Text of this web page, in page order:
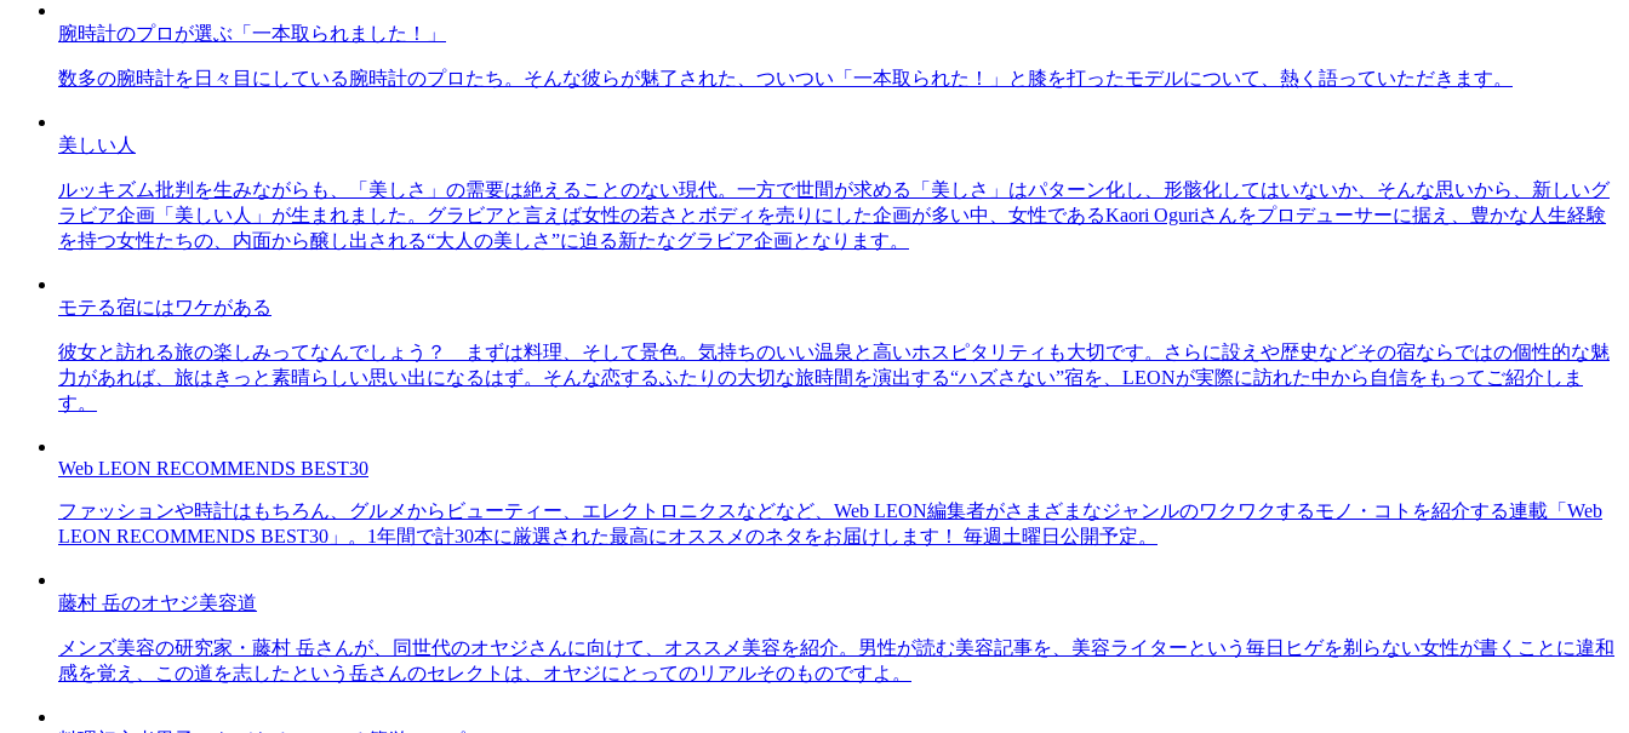
腕時計のプロが選ぶ「一本取られました！」
数多の腕時計を日々目にしている腕時計のプロたち。そんな彼らが魅了された、ついつい「一本取られた！」と膝を打ったモデルについて、熱く語っていただきます。
美しい人
ルッキズム批判を生みながらも、「美しさ」の需要は絶えることのない現代。一方で世間が求める「美しさ」はパターン化し、形骸化してはいないか、そんな思いから、新しいグ
ラビア企画「美しい人」が生まれました。グラビアと言えば女性の若さとボディを売りにした企画が多い中、女性であるKaori Oguriさんをプロデューサーに据え、豊かな人生経験
を持つ女性たちの、内面から醸し出される“大人の美しさ”に迫る新たなグラビア企画となります。
モテる宿にはワケがある
彼女と訪れる旅の楽しみってなんでしょう？ まずは料理、そして景色。気持ちのいい温泉と高いホスピタリティも大切です。さらに設えや歴史などその宿ならではの個性的な魅
力があれば、旅はきっと素晴らしい思い出になるはず。そんな恋するふたりの大切な旅時間を演出する“ハズさない”宿を、LEONが実際に訪れた中から自信をもってご紹介しま
す。
Web LEON RECOMMENDS BEST30
ファッションや時計はもちろん、グルメからビューティー、エレクトロニクスなどなど、Web LEON編集者がさまざまなジャンルのワクワクするモノ・コトを紹介する連載「Web
LEON RECOMMENDS BEST30」。1年間で計30本に厳選された最高にオススメのネタをお届けします！ 毎週土曜日公開予定。
藤村 岳のオヤジ美容道
メンズ美容の研究家・藤村 岳さんが、同世代のオヤジさんに向けて、オススメ美容を紹介。男性が読む美容記事を、美容ライターという毎日ヒゲを剃らない女性が書くことに違和
感を覚え、この道を志したという岳さんのセレクトは、オヤジにとってのリアルそのものですよ。